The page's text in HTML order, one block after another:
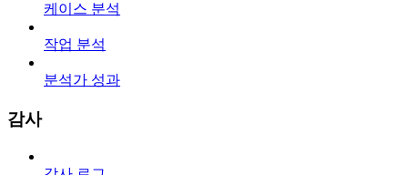
케이스 분석
작업 분석
분석가 성과
감사